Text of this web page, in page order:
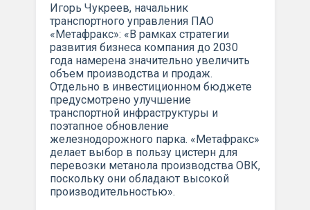
Игорь Чукреев, начальник
транспортного управления ПАО
«Метафракс»: «В рамках стратегии
развития бизнеса компания до 2030
года намерена значительно увеличить
объем производства и продаж.
Отдельно в инвестиционном бюджете
предусмотрено улучшение
транспортной инфраструктуры и
поэтапное обновление
железнодорожного парка. «Метафракс»
делает выбор в пользу цистерн для
перевозки метанола производства ОВК,
поскольку они обладают высокой
производительностью».